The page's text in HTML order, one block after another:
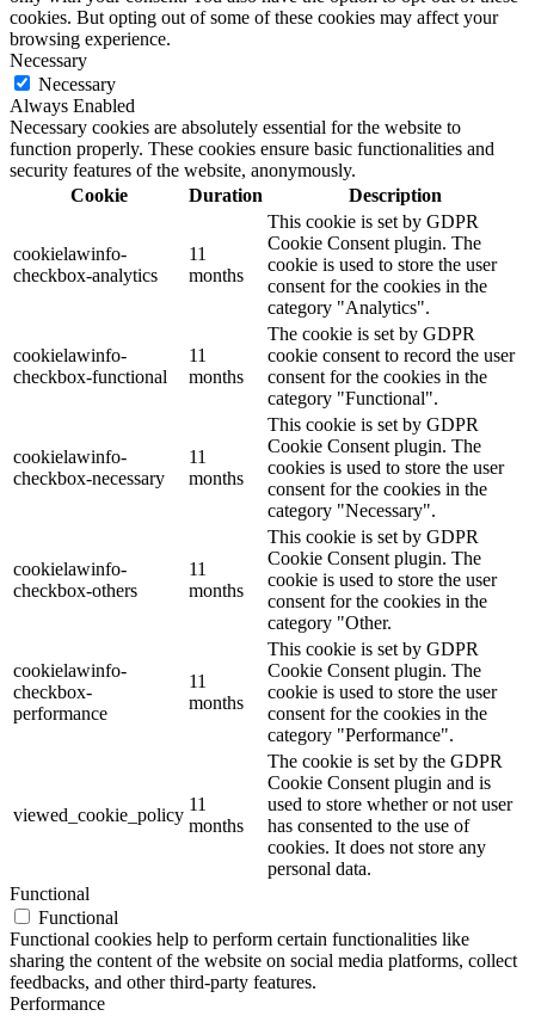
cookies. But opting out of some of these cookies may affect your
browsing experience.
Necessary
Necessary
Always Enabled
Necessary cookies are absolutely essential for the website to
function properly. These cookies ensure basic functionalities and
security features of the website, anonymously.
Cookie
Duration Description
cookielawinfo-
checkbox-analytics
11
months
This cookie is set by GDPR
Cookie Consent plugin. The
cookie is used to store the user
consent for the cookies in the
category "Analytics".
cookielawinfo-
checkbox-functional
11
months
The cookie is set by GDPR
cookie consent to record the user
consent for the cookies in the
category "Functional".
cookielawinfo-
checkbox-necessary
11
months
This cookie is set by GDPR
Cookie Consent plugin. The
cookies is used to store the user
consent for the cookies in the
category "Necessary".
cookielawinfo-
checkbox-others
11
months
This cookie is set by GDPR
Cookie Consent plugin. The
cookie is used to store the user
consent for the cookies in the
category "Other.
cookielawinfo-
checkbox-
performance
11
months
This cookie is set by GDPR
Cookie Consent plugin. The
cookie is used to store the user
consent for the cookies in the
category "Performance".
viewed_cookie_policy
11
months
The cookie is set by the GDPR
Cookie Consent plugin and is
used to store whether or not user
has consented to the use of
cookies. It does not store any
personal data.
Functional
Functional
Functional cookies help to perform certain functionalities like
sharing the content of the website on social media platforms, collect
feedbacks, and other third-party features.
Performance